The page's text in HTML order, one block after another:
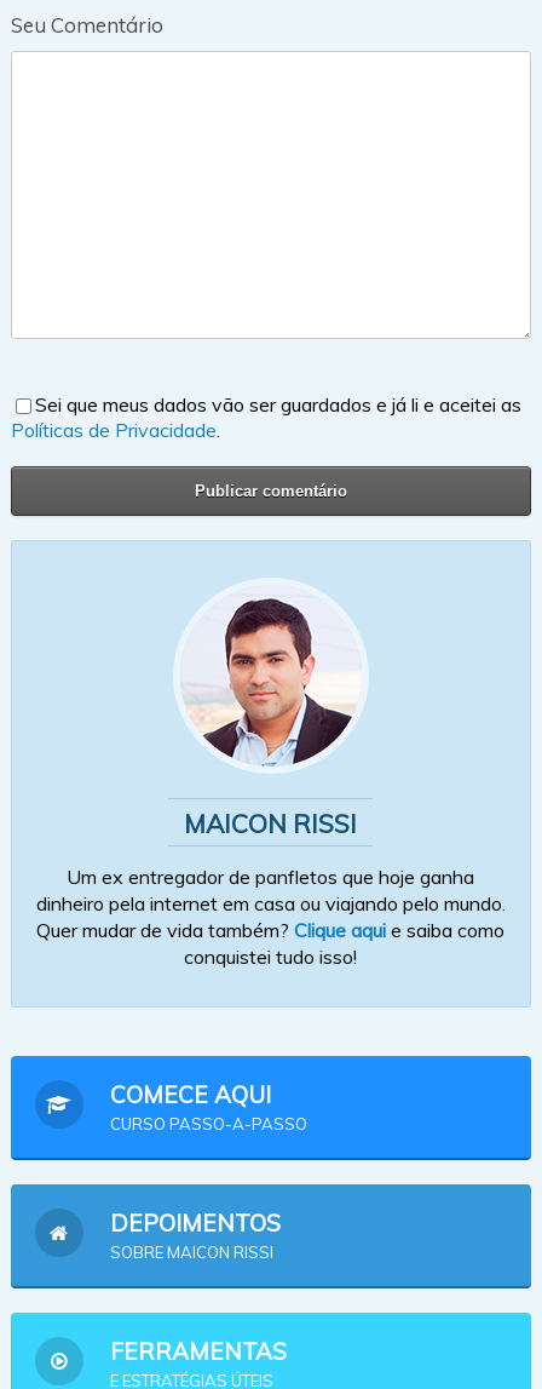
Seu Comentário
Sei que meus dados vão ser guardados e já li e aceitei as
Políticas de Privacidade.
MAICON RISSI
Um ex entregador de panfletos que hoje ganha
dinheiro pela internet em casa ou viajando pelo mundo.
Quer mudar de vida também?Clique aqui e saiba como
conquistei tudo isso!
COMECE AQUI
CURSO PASSO-A-PASSO
DEPOIMENTOS
SOBRE MAICON RISSI
FERRAMENTAS
E ESTRATÉGIAS ÚTEIS